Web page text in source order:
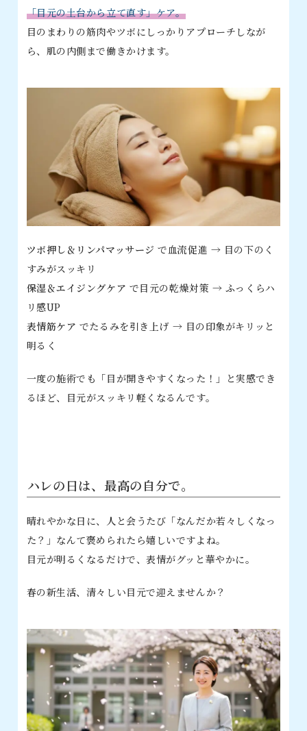
「目元の土台から立て直す」ケア。
目のまわりの筋肉やツボにしっかりアプローチしなが
ら、肌の内側まで働きかけます。
ツボ押し＆リンパマッサージ で血流促進 → 目の下のく
すみがスッキリ
保湿＆エイジングケア で目元の乾燥対策 → ふっくらハ
リ感UP
表情筋ケア でたるみを引き上げ → 目の印象がキリッと
明るく
一度の施術でも「目が開きやすくなった！」と実感でき
るほど、目元がスッキリ軽くなるんです。
ハレの日は、最高の自分で。
晴れやかな日に、人と会うたび「なんだか若々しくなっ
た？」なんて褒められたら嬉しいですよね。
目元が明るくなるだけで、表情がグッと華やかに。
春の新生活、清々しい目元で迎えませんか？